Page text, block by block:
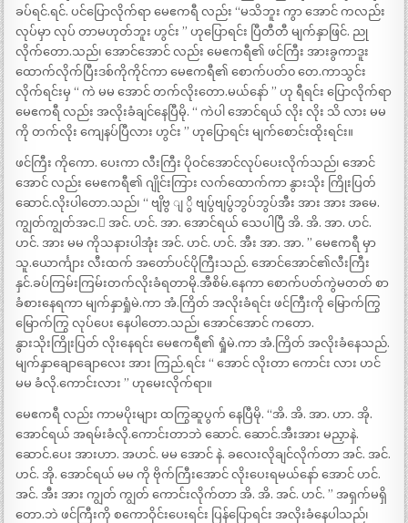
ခပ်ရင်.ရင်. ပင်ပြောလိုက်ရာ မေဧကရီ လည်း “မသိဘူး ကွာ အောင် ကလည်း
လုပ်မှာ လုပ် တာမဟုတ်ဘူး ဟွင်း ” ဟုပြောရင်း ပြီတီတီ မျက်နှာဖြင်. ညု
လိုက်တော.သည်၊ အောင်အောင် လည်း မေဧကရီ၏ ဖင်ကြီး အားခွကာဒူး
ထောက်လိုက်ပြီးဒစ်ကိုကိုင်ကာ မေဧကရီ၏ စောက်ပတ်၀ တေ.ကာသွင်း
လိုက်ရင်းမှ “ ကဲ မမ အောင် တက်လိုးတော.မယ်နော် ” ဟု ရီရင်း ပြောလိုက်ရာ
မေဧကရီ လည်း အလိုးခံချင်နေပြီမို. “ ကဲပါ အောင်ရယ် လိုး လိုး သိ လား မမ
ကို တက်လိုး ကျေနပ်ပြီလား ဟွင်း ” ဟုပြောရင်း မျက်စောင်းထိုးရင်း။
ဖင်ကြီး ကိုကော. ပေးကာ လီးကြီး ပိုဝင်အောင်လုပ်ပေးလိုက်သည်၊ အောင်
အောင် လည်း မေဧကရီ၏ ဂျိုင်းကြား လက်ထောက်ကာ နွားသိုး ကြိုးပြတ်
ဆောင်.လိုးပါတော.သည်၊ “ ဗျိဗွ ျ ွိ ဗျပွ်ဗျပွ်ဘွပ်ဘွပ်အီး အား အား အမေ.
ကျွတ်ကျွတ်အင.် အင်. ဟင်. အာ. အောင်ရယ် သေပါပြီ အိ. အိ. အာ. ဟင်.
ဟင်. အား မမ ကိုသနားပါအုံး အင်. ဟင်. ဟင်. အီး အာ. အာ. ” မေဧကရီ မှာ
သူ.ယောင်္ကျား လီးထက် အတော်ပင်ပိုကြီးသည်. အောင်အောင်၏လီးကြီး
နှင်.ခပ်ကြမ်းကြမ်းတက်လိုးခံရတာမို.အီစိမ်.နေကာ စောက်ပတ်ကွဲမတတ် စာ
ခံစားနေရကာ မျက်နှာရှုံမဲ.ကာ အံ.ကြိတ် အလိုးခံရင်း ဖင်ကြီးကို မြောက်ကြွ
မြောက်ကြွ လုပ်ပေး နေပါတော.သည်၊ အောင်အောင် ကတော.
နွားသိုးကြိုးပြတ် လိုးနေရင်း မေဧကရီ၏ ရှုံမဲ.ကာ အံ.ကြိတ် အလိုးခံနေသည်.
မျက်နှာချောချောလေး အား ကြည်.ရင်း “ အောင် လိုးတာ ကောင်း လား ဟင်
မမ ခံလို.ကောင်းလား ” ဟုမေးလိုက်ရာ။
မေဧကရီ လည်း ကာမပိုးများ ထကြွဆူပွက် နေပြီမို. “အိ. အိ. အာ. ဟာ. အို.
အောင်ရယ် အရမ်းခံလို.ကောင်းတာဘဲ ဆောင်. ဆောင်.အီးအား မညှာနဲ.
ဆောင်.ပေး အားဟာ. အဟင်. မမ အောင် နဲ. ခလေးလိုချင်လိုက်တာ အင်. အင်.
ဟင်. အို. အောင်ရယ် မမ ကို ဗိုက်ကြီးအောင် လိုးပေးရမယ်နော် အောင် ဟင်.
အင်. အီး အား ကျွတ် ကျွတ် ကောင်းလိုက်တာ အိ. အိ. အင်. ဟင်. ” အရှက်မရှိ
တော.ဘဲ ဖင်ကြီးကို စကောဝိုင်းပေးရင်း ပြန်ပြောရင်း အလိုးခံနေပါသည်၊